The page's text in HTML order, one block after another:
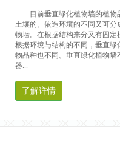
目前垂直绿化植物墙的植物
土壤的。依造环境的不同又可分
物墙。在根据结构来分又有固定
根据环境与结构的不同，垂直绿
物品种也不同。垂直绿化植物墙
器...
了解详情